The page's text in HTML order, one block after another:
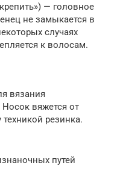
— головное
не замыкается в
случаях
к волосам.
вязания
вяжется от
техникой резинка.
путей